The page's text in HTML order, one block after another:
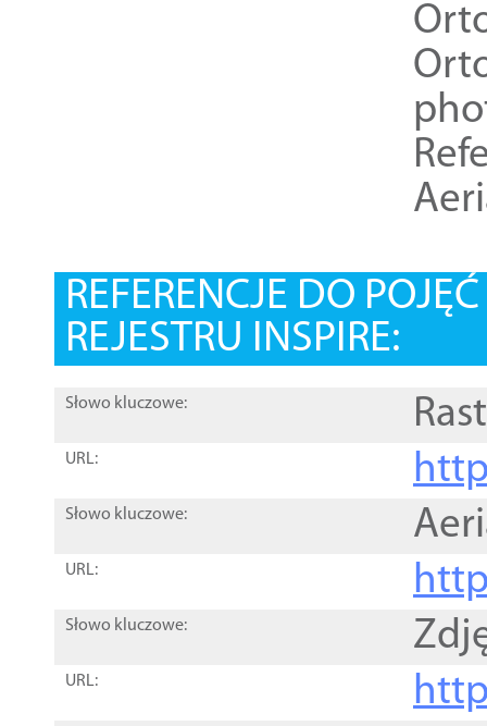
REFERENCJE DO
REJESTRU INSPIRE:
Słowo kluczowe:
URL:
Słowo kluczowe:
URL:
Słowo kluczowe:
URL: